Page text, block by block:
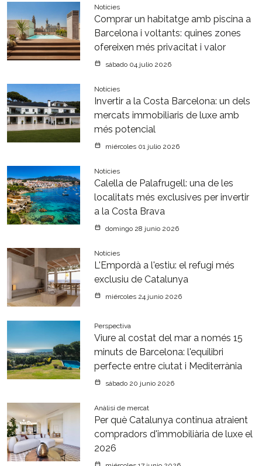
Notícies
Comprar un habitatge amb piscina a
Barcelona i voltants: quines zones
ofereixen més privacitat i valor
sábado 04 julio 2026
Notícies
Invertir a la Costa Barcelona: un dels
mercats immobiliaris de luxe amb
més potencial
miércoles 01 julio 2026
Notícies
Calella de Palafrugell: una de les
localitats més exclusives per invertir
a la Costa Brava
domingo 28 junio 2026
Notícies
L'Empordà a l'estiu: el refugi més
exclusiu de Catalunya
miércoles 24 junio 2026
Perspectiva
Viure al costat del mar a només 15
minuts de Barcelona: l'equilibri
perfecte entre ciutat i Mediterrània
sábado 20 junio 2026
Anàlisi de mercat
Per què Catalunya continua atraient
compradors d'immobiliària de luxe el
2026